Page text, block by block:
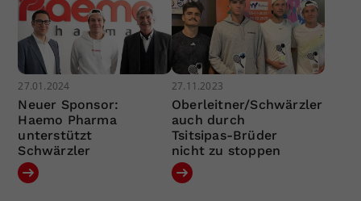
27.01.2024
Neuer Sponsor:
Haemo Pharma
unterstützt
Schwärzler
27.11.2023
Oberleitner/Schwärzler
auch durch
Tsitsipas-Brüder
nicht zu stoppen